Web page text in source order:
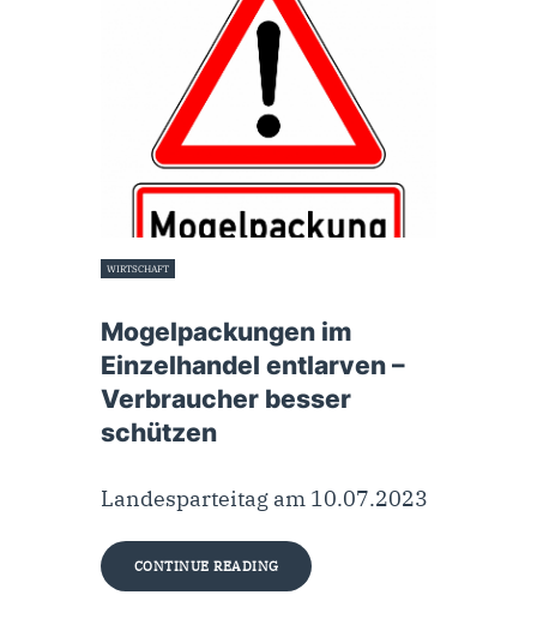
WIRTSCHAFT
Mogelpackungen im
Einzelhandel entlarven –
Verbraucher besser
schützen
Landesparteitag am 10.07.2023
CONTINUE READING